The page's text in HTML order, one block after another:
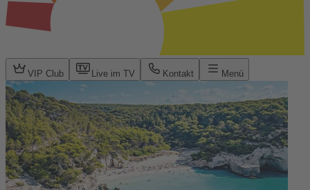
VIP Club Live im TV Kontakt Menü